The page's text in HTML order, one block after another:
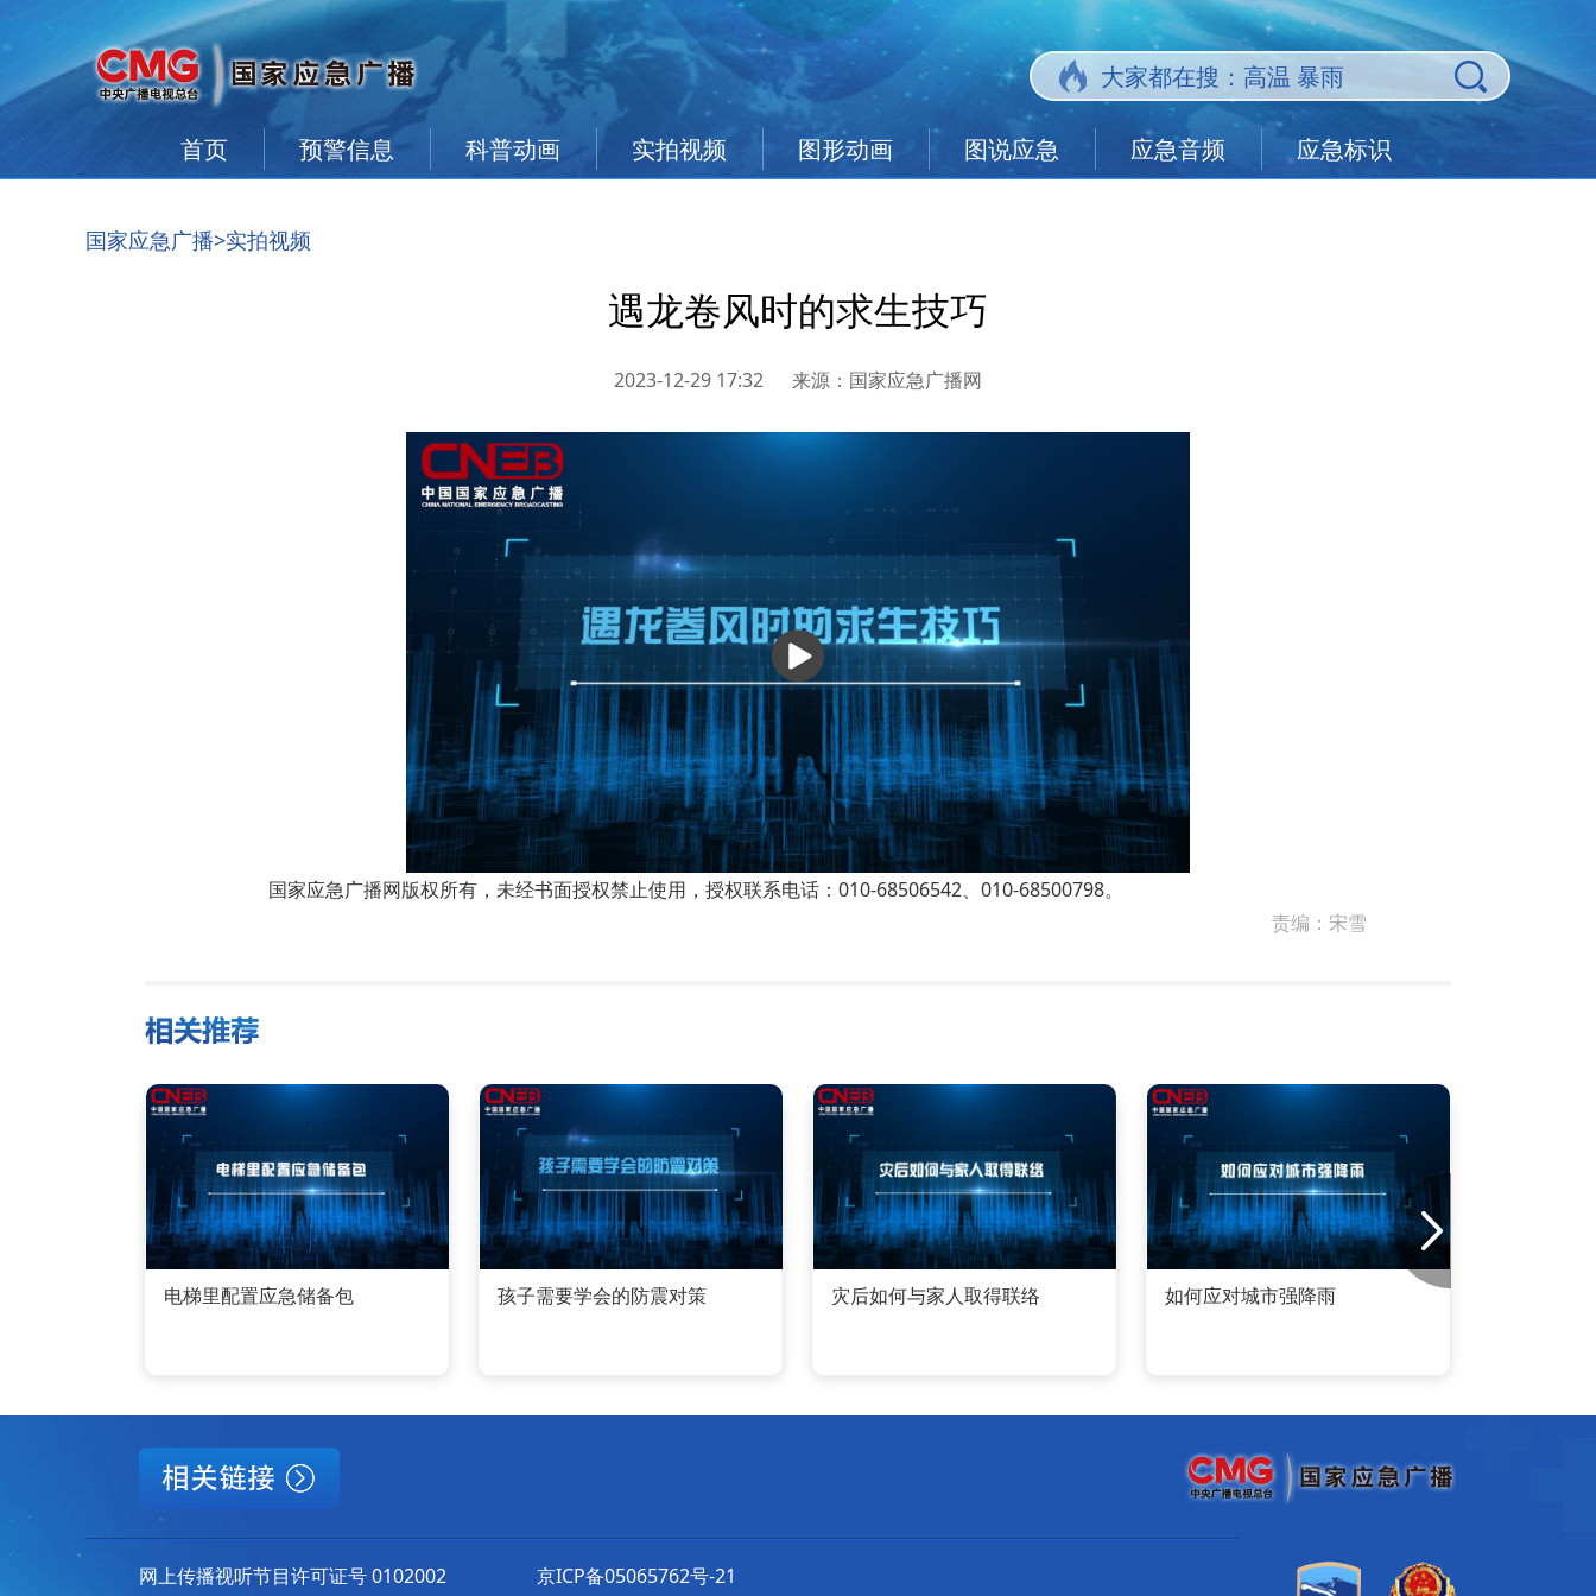
首页 预警信息 科普动画 实拍视频 图形动画 图说应急 应急音频 应急标识
国家应急广播>实拍视频
遇龙卷风时的求生技巧
2023-12-29 17:32 来源： 国家应急广播网
播
放
国家应急广播网版权所有，未经书面授权禁止使用，授权联系电话：010-68506542、010-68500798。
责编： 宋雪
电梯里配置应急储备包 孩子需要学会的防震对策 灾后如何与家人取得联络 如何应对城市强降雨
网上传播视听节目许可证号 0102002 京ICP备05065762号-21